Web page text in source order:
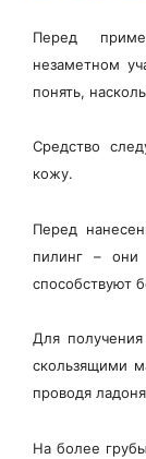
Перед
незаметном
понять,
Средство
кожу.
Перед
пилинг – они
способствуют
Для
скользящими
проводя
На более